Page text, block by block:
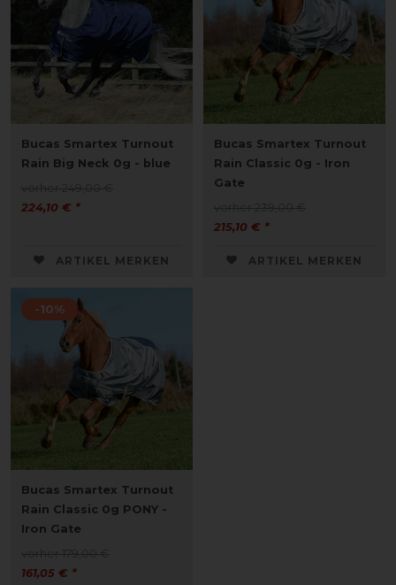
Bucas Smartex Turnout
Rain Big Neck 0g - blue
224,10 € *
ARTIKEL MERKEN
Bucas Smartex Turnout
Rain Classic 0g - Iron
Gate
215,10 € *
ARTIKEL MERKEN
-10%
Bucas Smartex Turnout
Rain Classic 0g PONY -
Iron Gate
161,05 € *